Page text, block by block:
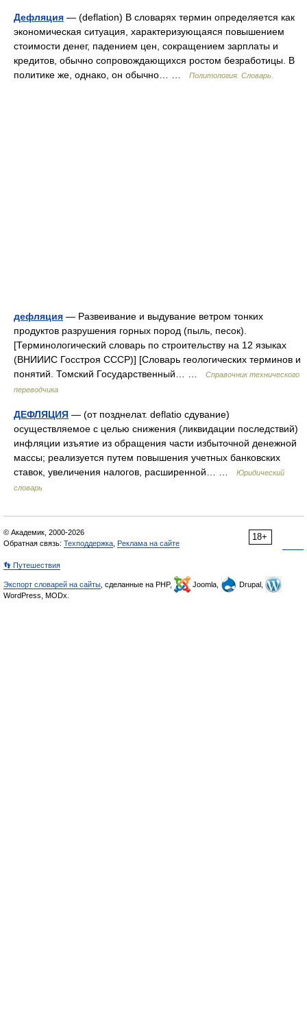
Дефляция — (deflation) В словарях термин определяется как
экономическая ситуация, характеризующаяся повышением
стоимости денег, падением цен, сокращением зарплаты и
кредитов, обычно сопровождающихся ростом безработицы. В
политике же, однако, он обычно… …
Политология. Словарь.
дефляция — Развеивание и выдувание ветром тонких
продуктов разрушения горных пород (пыль, песок).
[Терминологический словарь по строительству на 12 языках
(ВНИИИС Госстроя СССР)] [Словарь геологических терминов и
понятий. Томский Государственный… …
Справочник технического
переводчика
ДЕФЛЯЦИЯ — (от позднелат. deflatio сдувание)
осуществляемое с целью снижения (ликвидации последствий)
инфляции изъятие из обращения части избыточной денежной
массы; реализуется путем повышения учетных банковских
ставок, увеличения налогов, расширенной… …
Юридический
словарь
18+
© Академик, 2000-2026
Обратная связь: Техподдержка Реклама на сайте
👣 Путешествия
Экспорт словарей на сайты , сделанные на PHP, Joomla,
Drupal,
WordPress, MODx.